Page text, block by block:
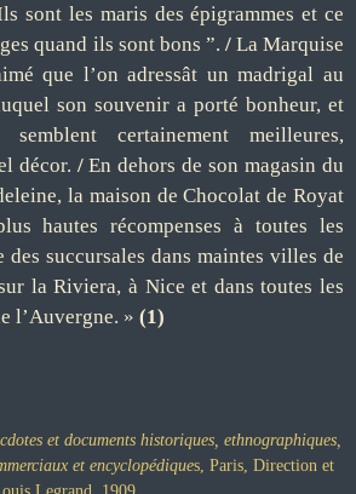
sont les maris des épigrammes et ce
quand ils sont bons ”. / La Marquise
que l’on adressât un madrigal au
son souvenir a porté bonheur, et
certainement meilleures,
décor. /En dehors de son magasin du
la maison de Chocolat de Royat
hautes récompenses à toutes les
des succursales dans maintes villes de
la Riviera, à Nice et dans toutes les
l’Auvergne. » (1)
et documents historiques, ethnographiques,
et encyclopédiques, Paris, Direction et